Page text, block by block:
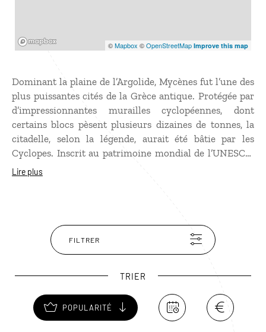
©Mapbox ©OpenStreetMap Improve this map
Dominant la plaine de l’Argolide, Mycènes fut l’une des
plus puissantes cités de la Grèce antique. Protégée par
d’impressionnantes murailles cyclopéennes, dont
certains blocs pèsent plusieurs dizaines de tonnes, la
citadelle, selon la légende, aurait été bâtie par les
Cyclopes. Inscrit au patrimoine mondial de l’UNESCO,
le site est considéré comme le berceau de la civilisation
coupole de l’Antiquité, comptent parmi les monuments
les plus impressionnants du site.
Lire plus
FILTRER
TRIER
POPULARITÉ